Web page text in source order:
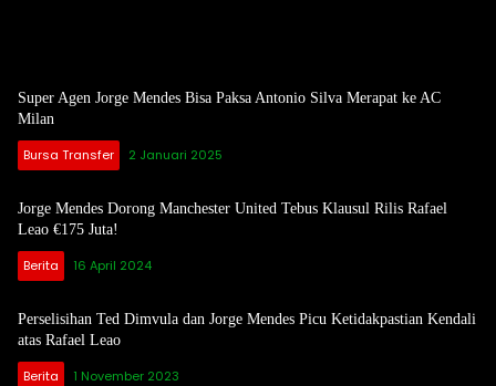
Super Agen Jorge Mendes Bisa Paksa Antonio Silva Merapat ke AC
Milan
Bursa Transfer 2 Januari 2025
Jorge Mendes Dorong Manchester United Tebus Klausul Rilis Rafael
Leao €175 Juta!
Berita 16 April 2024
Perselisihan Ted Dimvula dan Jorge Mendes Picu Ketidakpastian Kendali
atas Rafael Leao
Berita 1 November 2023